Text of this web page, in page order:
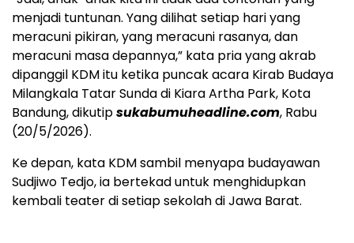
menjadi tuntunan. Yang dilihat setiap hari yang
meracuni pikiran, yang meracuni rasanya, dan
meracuni masa depannya,” kata pria yang akrab
dipanggil KDM itu ketika puncak acara Kirab Budaya
Milangkala Tatar Sunda di Kiara Artha Park, Kota
Bandung, dikutipsukabumuheadline.com, Rabu
(20/5/2026).
Ke depan, kata KDM sambil menyapa budayawan
Sudjiwo Tedjo, ia bertekad untuk menghidupkan
kembali teater di setiap sekolah di Jawa Barat.